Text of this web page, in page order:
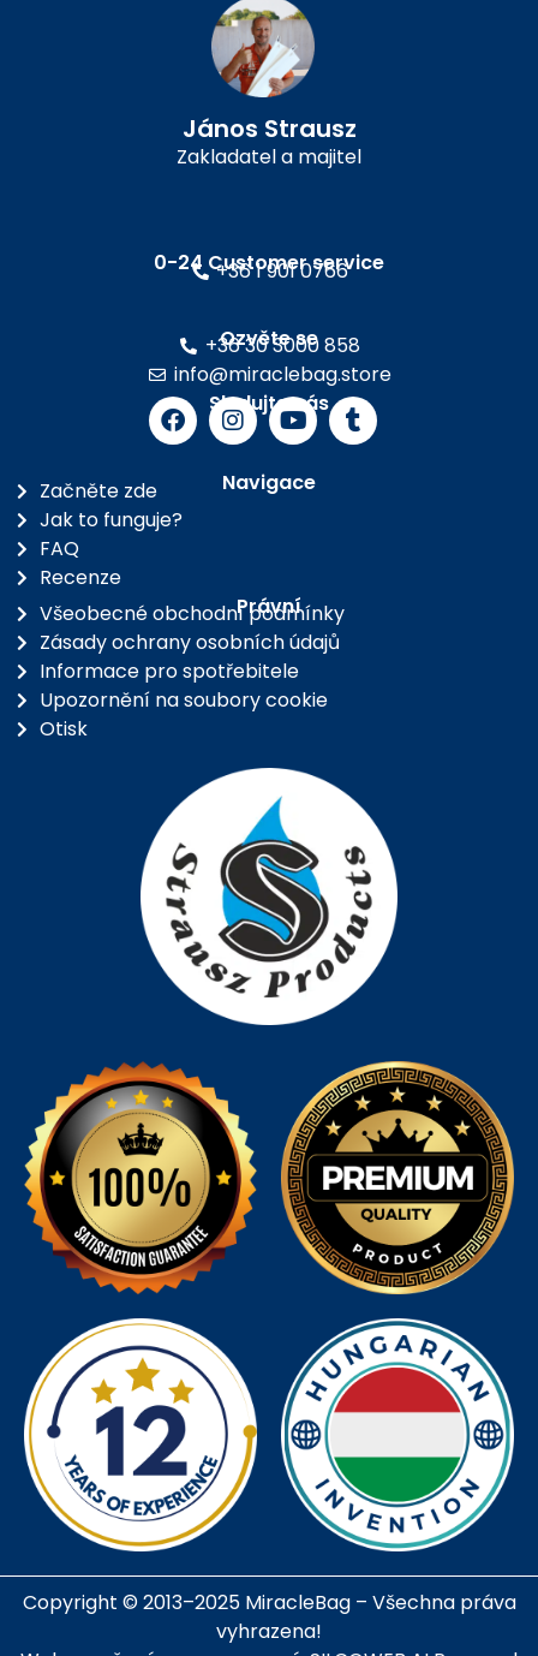
János Strausz
Zakladatel a majitel
0-24 Customer service
+36 1 901 0766
Ozvěte se
+36 30 3000 858
info@miraclebag.store
Sledujte nás
Navigace
Začněte zde
Jak to funguje?
FAQ
Recenze
Právní
Všeobecné obchodní podmínky
Zásady ochrany osobních údajů
Informace pro spotřebitele
Upozornění na soubory cookie
Otisk
Copyright © 2013–2025 MiracleBag – Všechna práva
vyhrazena!